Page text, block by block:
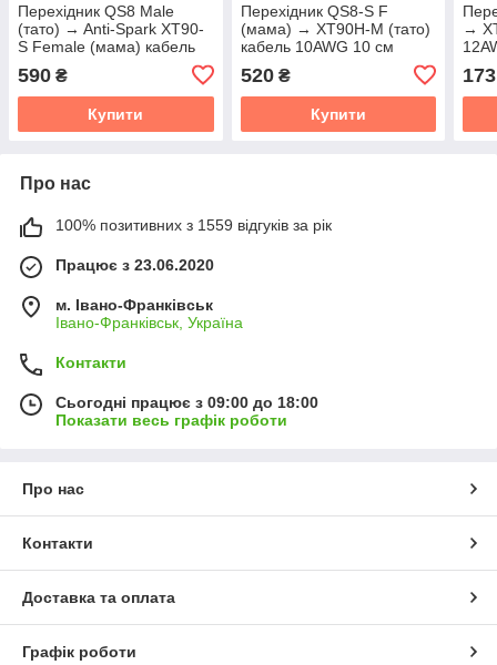
Перехідник QS8 Male
(тато) → Anti-Spark XT90-
S Female (мама) кабель
590 ₴
Купити
Перехідник QS8-S F
(мама) → XT90H-M (тато)
кабель 10AWG 10 см
520₴
Купити
→
173
Про нас
100% позитивних з 1559 відгуків за рік
Працює з 23.06.2020
м. Івано-Франківськ
Івано-Франківськ, Україна
Контакти
Сьогодні працює з 09:00 до 18:00
Показати весь графік роботи
Про нас
Контакти
Доставка та оплата
Графік роботи